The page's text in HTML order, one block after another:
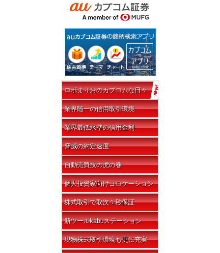
ロボまりおのカブコムな日々
業界随一の信用取引環境
業界最低水準の信用金利
脅威の約定速度
自動売買技の虎の巻
個人投資家向けコロケーション
株式取引で取次１秒保証
新ツールkabuステーション
現物株式取引環境も更に充実